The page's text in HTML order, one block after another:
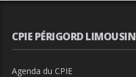
CPIE PÉRIGORD LIMOUSIN
Agenda du CPIE